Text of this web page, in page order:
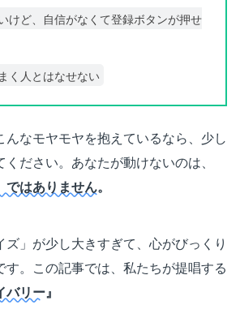
けど、自信がなくて登録ボタンが押せ
く人とはなせない
んなモヤモヤを抱えているなら、少し
ださい。あなたが動けないのは、
ではありません。
ズ」が少し大きすぎて、心がびっくり
す。この記事では、私たちが提唱する
バリー』